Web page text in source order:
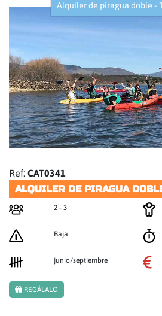
Alquiler de piragua doble -
Ref: CAT0341
ALQUILER DE PIRAGUA
2 - 3
Baja
junio/septiembre
REGÁLALO